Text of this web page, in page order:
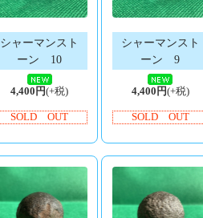
シャーマンスト
ーン 10
4,400円(+税)
SOLD OUT
シャーマンスト
ーン 9
4,400円(+税)
SOLD OUT